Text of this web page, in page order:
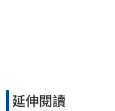
延伸閱讀